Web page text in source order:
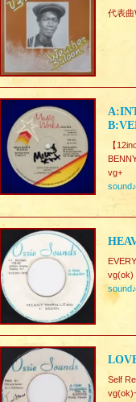
代表曲
【
vg+
sound♪
vg(ok)
sound♪
Self